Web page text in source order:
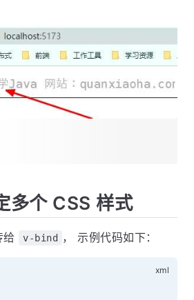
多个 CSS 样式
给 v-bind ， 示例代码如下：